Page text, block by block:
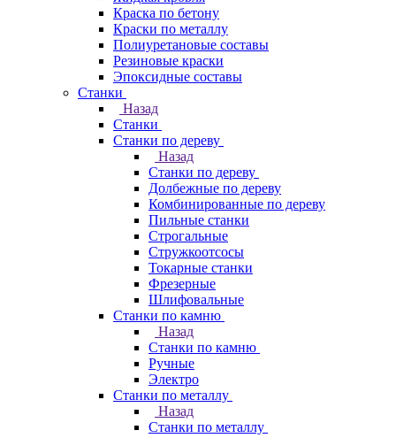
Краска по бетону
Краски по металлу
Полиуретановые составы
Резиновые краски
Эпоксидные составы
Станки
Назад
Станки
Станки по дереву
Назад
Станки по дереву
Долбежные по дереву
Комбинированные по дереву
Пильные станки
Строгальные
Стружкоотсосы
Токарные станки
Фрезерные
Шлифовальные
Станки по камню
Назад
Станки по камню
Ручные
Электро
Станки по металлу
Назад
Станки по металлу